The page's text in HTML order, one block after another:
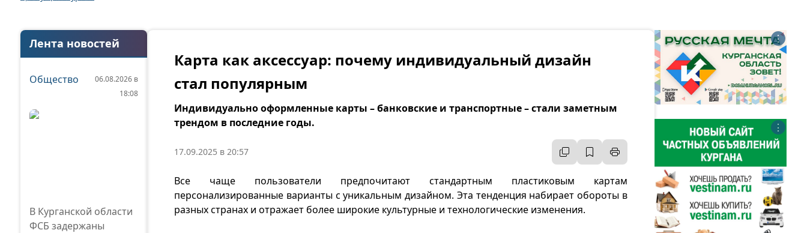
Лента новостей
Общество
06.08.2026 в
18:08
В Курганской области
ФСБ задержаны
Карта как аксессуар: почему индивидуальный дизайн
стал популярным
Индивидуально оформленные карты – банковские и транспортные – стали заметным
трендом в последние годы.
17.09.2025 в 20:57
Все чаще пользователи предпочитают стандартным пластиковым картам
персонализированные варианты с уникальным дизайном. Эта тенденция набирает обороты в
разных странах и отражает более широкие культурные и технологические изменения.
⋮
⋮